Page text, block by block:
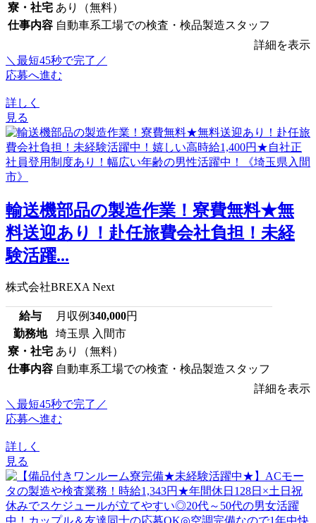
寮・社宅 あり（無料）
仕事内容 自動車系工場での検査・検品製造スタッフ
詳細を表示
＼最短45秒で完了／
応募へ進む
詳しく
見る
輸送機部品の製造作業！寮費無料★無
料送迎あり！赴任旅費会社負担！未経
験活躍...
株式会社BREXA Next
給与 月収例340,000円
勤務地
埼玉県 入間市
寮・社宅 あり（無料）
仕事内容 自動車系工場での検査・検品製造スタッフ
詳細を表示
＼最短45秒で完了／
応募へ進む
詳しく
見る